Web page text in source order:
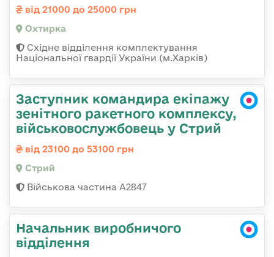
від 21000 до 25000 грн
Охтирка
Східне відділення комплектування
Національної гвардії України (м.Харків)
Заступник командира екіпажу
зенітного ракетного комплексу,
військовослужбовець у Стрий
від 23100 до 53100 грн
Стрий
Військова частина А2847
Начальник виробничого
відділення